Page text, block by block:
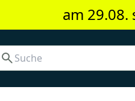
am 29.08.